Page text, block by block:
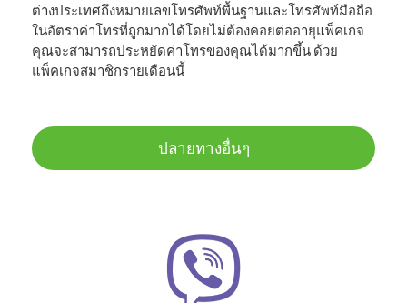
ต่างประเทศถึงหมายเลขโทรศัพท์พื้นฐานและโทรศัพท์มือถือ
ในอัตราค่าโทรที่ถูกมากได้โดยไม่ต้องคอยต่ออายุแพ็คเกจ
คุณจะสามารถประหยัดค่าโทรของคุณได้มากขึ้น ด้วย
แพ็คเกจสมาชิกรายเดือนนี้
ปลายทางอื่นๆ